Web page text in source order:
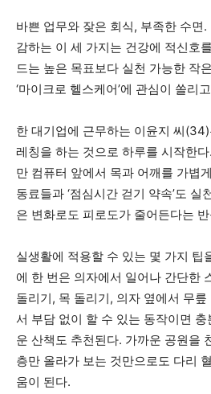
바쁜 업무와 잦은 회식, 부족한 수면
감하는 이 세 가지는 건강에 적신호
드는 높은 목표보다 실천 가능한 작
‘마이크로 헬스케어’에 관심이 쏠리
한 대기업에 근무하는 이윤지 씨
레칭을 하는 것으로 하루를 시작한
만 컴퓨터 앞에서 목과 어깨를 가볍
동료들과 ‘점심시간 걷기 약속’도 실
은 변화로도 피로도가 줄어든다는
실생활에 적용할 수 있는 몇 가지 팁
에 한 번은 의자에서 일어나 간단한
돌리기, 목 돌리기, 의자 옆에서 무
서 부담 없이 할 수 있는 동작이면
운 산책도 추천된다. 가까운 공원을
층만 올라가 보는 것만으로도 다리
움이 된다.